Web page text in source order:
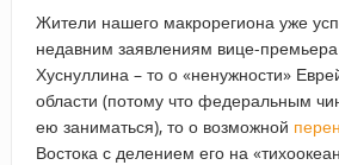
Жители нашего макрорегиона уже
недавним заявлениям вице-
Хуснуллина – то о «ненужности»
области (потому что федеральным
ею заниматься), то о возможной
Востока с делением его на